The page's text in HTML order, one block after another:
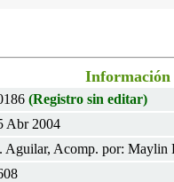
Información
(Registro sin editar)
Abr 2004
Aguilar, Acomp. por: Maylin